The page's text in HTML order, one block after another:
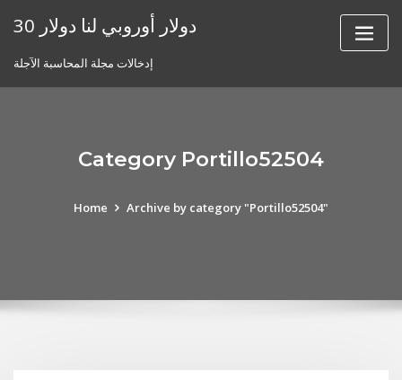
30 دولار أوروبي لنا دولار
إدخالات مجلة المحاسبة الآجلة
Category Portillo52504
Home Archive by category "Portillo52504"